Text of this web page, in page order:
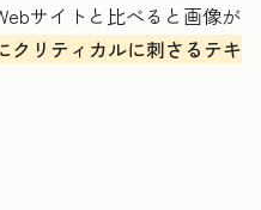
サイトと比べると画像が
クリティカルに刺さるテキ